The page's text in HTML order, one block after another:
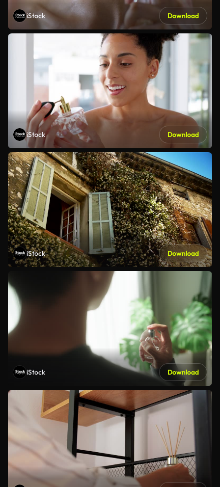
iStock Download
iStock Download
iStock Download
iStock Download